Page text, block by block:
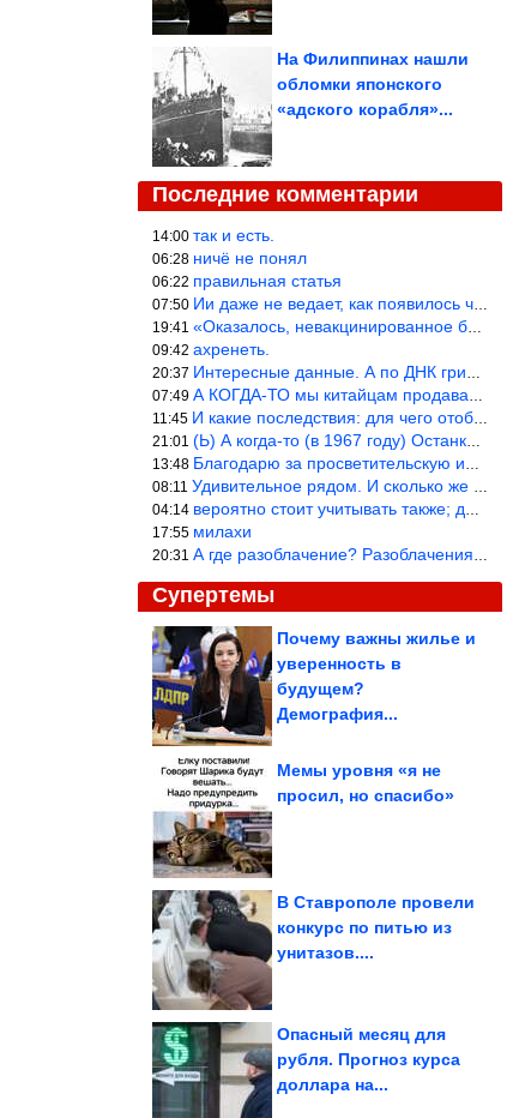
На Филиппинах нашли
обломки японского
«адского корабля»...
Последние комментарии
14:00 так и есть.
06:28 ничё не понял
06:22 правильная статья
07:50 Ии даже не ведает, как появилось человечество и для чего оно сущ
19:41 «Оказалось, невакцинированное большинство умирает существенно ча
09:42 ахренеть.
20:37 Интересные данные. А по ДНК грибов, бактерий имеются сведения из
07:49 А КОГДА-ТО мы китайцам продавали фуфайки.
11:45 И какие последствия: для чего отобрали? или просто похвастались.
21:01 (Ь) А когда-то (в 1967 году) Останкинская телебашня была самым в
13:48 Благодарю за просветительскую информацию.
08:11 Удивительное рядом. И сколько же ещё открытий готовит Просвещень
04:14 вероятно стоит учитывать также; длительность сна сгущает кровото
17:55 милахи
20:31 А где разоблачение? Разоблачения нет — значит придётся принять к
Супертемы
Коллекция убойных
нравится!
Почему важны жилье и
уверенность в
будущем?
Демография...
Мемы уровня «я не
просил, но спасибо»
В Ставрополе провели
конкурс по питью из
унитазов....
Фото из отеля, где
Опасный месяц для
рубля. Прогноз курса
доллара на...